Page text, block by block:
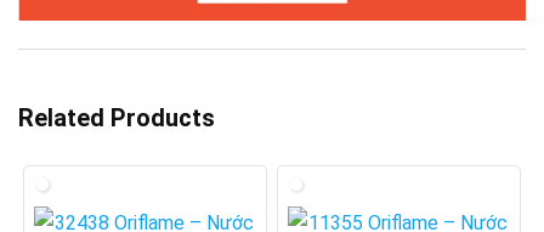
Related Products